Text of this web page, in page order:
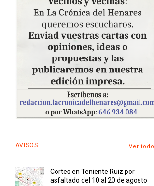
AVISOS Ver todo
Cortes en Teniente Ruiz por
asfaltado del 10 al 20 de agosto